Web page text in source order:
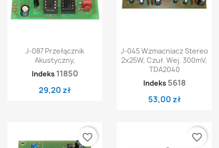
J-087 Przełącznik
Akustyczny,
Indeks 11850
29,20 zł
J-045 Wzmacniacz Stereo
2x25W, Czuł. Wej. 300mV,
TDA2040
Indeks 5618
53,00 zł
favorite_border favorite_border